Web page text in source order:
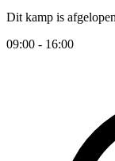
Dit kamp is
09:00 - 16:00